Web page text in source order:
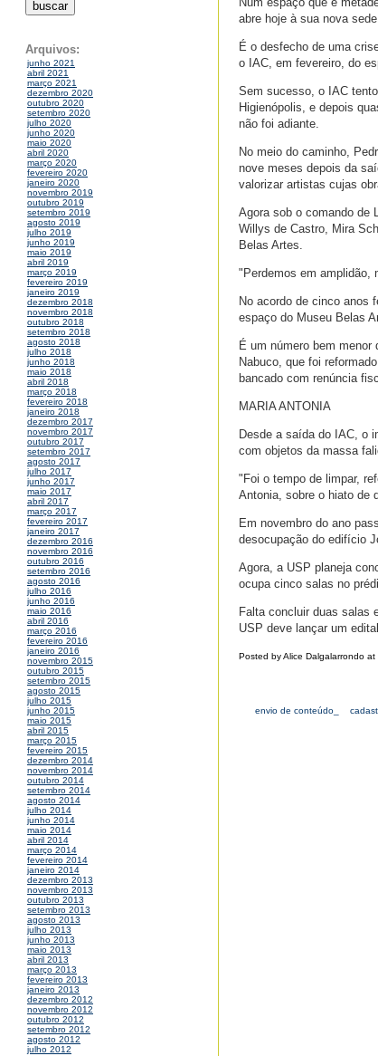
Arquivos:
junho 2021
abril 2021
março 2021
dezembro 2020
outubro 2020
setembro 2020
julho 2020
junho 2020
maio 2020
abril 2020
março 2020
fevereiro 2020
janeiro 2020
novembro 2019
outubro 2019
setembro 2019
agosto 2019
julho 2019
junho 2019
maio 2019
abril 2019
março 2019
fevereiro 2019
janeiro 2019
dezembro 2018
novembro 2018
outubro 2018
setembro 2018
agosto 2018
julho 2018
junho 2018
maio 2018
abril 2018
março 2018
fevereiro 2018
janeiro 2018
dezembro 2017
novembro 2017
outubro 2017
setembro 2017
agosto 2017
julho 2017
junho 2017
maio 2017
abril 2017
março 2017
fevereiro 2017
janeiro 2017
dezembro 2016
novembro 2016
outubro 2016
setembro 2016
agosto 2016
julho 2016
junho 2016
maio 2016
abril 2016
março 2016
fevereiro 2016
janeiro 2016
novembro 2015
outubro 2015
setembro 2015
agosto 2015
julho 2015
junho 2015
maio 2015
abril 2015
março 2015
fevereiro 2015
dezembro 2014
novembro 2014
outubro 2014
setembro 2014
agosto 2014
julho 2014
junho 2014
maio 2014
abril 2014
março 2014
fevereiro 2014
janeiro 2014
dezembro 2013
novembro 2013
outubro 2013
setembro 2013
agosto 2013
julho 2013
junho 2013
maio 2013
abril 2013
março 2013
fevereiro 2013
janeiro 2013
dezembro 2012
novembro 2012
outubro 2012
setembro 2012
agosto 2012
julho 2012
abre hoje à sua nova
É o desfecho de uma
o IAC, em fevereiro, do
Sem sucesso, o IAC
Higienópolis, e depois
não foi adiante.
No meio do caminho,
nove meses depois da
valorizar artistas cujas
Agora sob o comando de
Willys de Castro, Mira
Belas Artes.
"Perdemos em amplidão,
No acordo de cinco anos
espaço do Museu Belas
É um número bem
Nabuco, que foi
bancado com renúncia
MARIA ANTONIA
Desde a saída do IAC, o
com objetos da massa
"Foi o tempo de limpar,
Antonia, sobre o hiato de
Em novembro do ano
desocupação do edifício
Agora, a USP planeja
ocupa cinco salas no
Falta concluir duas salas
USP deve lançar um
Posted by Alice Dalgalarrondo at
envio de conteúdo_